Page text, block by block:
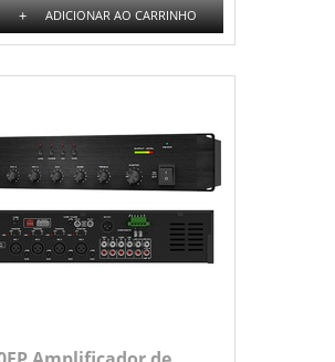
+ ADICIONAR AO CARRINHO